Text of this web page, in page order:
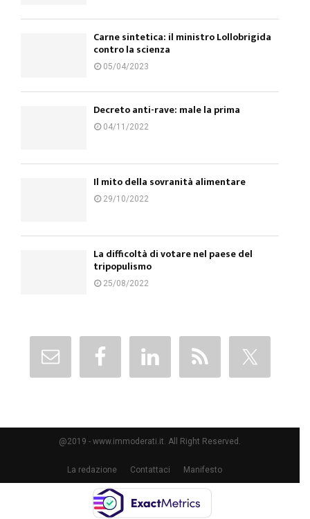
Carne sintetica: il ministro Lollobrigida
contro la scienza
05/04/2023
Decreto anti-rave: male la prima
04/11/2022
Il mito della sovranità alimentare
29/10/2022
La difficoltà di votare nel paese del
tripopulismo
25/08/2022
@2019 - www.immoderati.it. All Right Reserved.
La redazione Contattaci Manifesto